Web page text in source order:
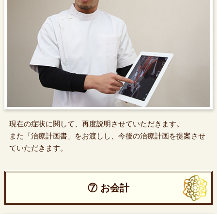
現在の症状に関して、再度説明させていただきます。
また「治療計画書」をお渡しし、今後の治療計画を提案させ
ていただきます。
⑦ お会計